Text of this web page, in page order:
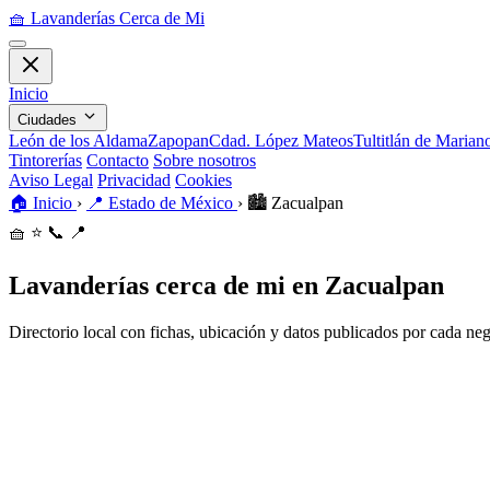
🧺 Lavanderías Cerca de Mi
Inicio
Ciudades
León de los AldamaZapopanCdad. López MateosTultitlán de
Tintorerías Contacto Sobre nosotros
Aviso Legal Privacidad Cookies
🏠 Inicio › 📍 Estado de México › 🏙️ Zacualpan
🧺 ⭐ 📞 📍
Lavanderías cerca de mi en Zacualpan
Directorio local con fichas, ubicación y datos publicados por cada